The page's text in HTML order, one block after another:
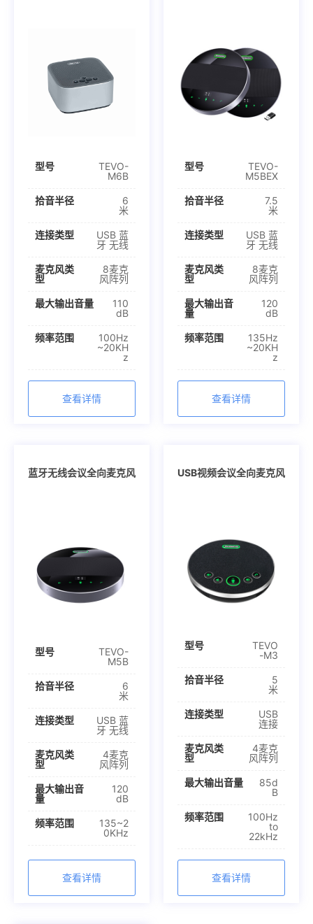
型号
TEVO-
M6B
拾音半径
6
米
连接类型
USB 蓝
牙 无线
麦克风类
型
8麦克
风阵列
最大输出音量
110
dB
频率范围
100Hz
~20KH
z
查看详情
型号
TEVO-
M5BEX
拾音半径
7.5
米
连接类型
USB 蓝
牙 无线
麦克风类
型
8麦克
风阵列
最大输出音
量
120
dB
频率范围
135Hz
~20KH
z
查看详情
蓝牙无线会议全向麦克风
型号
TEVO-
M5B
拾音半径
6
米
连接类型
USB 蓝
牙 无线
麦克风类
型
4麦克
风阵列
最大输出音
量
120
dB
频率范围
135~2
0KHz
查看详情
USB视频会议全向麦克风
型号
TEVO
-M3
拾音半径
5
米
连接类型
USB
连接
麦克风类
型
4麦克
风阵列
最大输出音量
85d
B
频率范围
100Hz
to
22kHz
查看详情